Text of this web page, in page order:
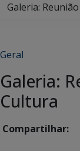
Galeria:
Geral
Galeria:
Cultura
Compartilhar: